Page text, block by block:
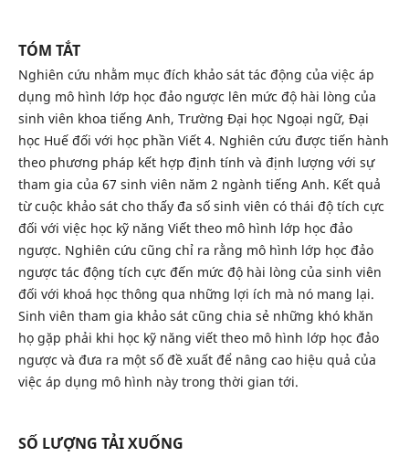
TÓM TẮT
Nghiên cứu nhằm mục đích khảo sát tác động của việc áp
dụng mô hình lớp học đảo ngược lên mức độ hài lòng của
sinh viên khoa tiếng Anh, Trường Đại học Ngoại ngữ, Đại
học Huế đối với học phần Viết 4. Nghiên cứu được tiến hành
theo phương pháp kết hợp định tính và định lượng với sự
tham gia của 67 sinh viên năm 2 ngành tiếng Anh. Kết quả
từ cuộc khảo sát cho thấy đa số sinh viên có thái độ tích cực
đối với việc học kỹ năng Viết theo mô hình lớp học đảo
ngược. Nghiên cứu cũng chỉ ra rằng mô hình lớp học đảo
ngược tác động tích cực đến mức độ hài lòng của sinh viên
đối với khoá học thông qua những lợi ích mà nó mang lại.
Sinh viên tham gia khảo sát cũng chia sẻ những khó khăn
họ gặp phải khi học kỹ năng viết theo mô hình lớp học đảo
ngược và đưa ra một số đề xuất để nâng cao hiệu quả của
việc áp dụng mô hình này trong thời gian tới.
SỐ LƯỢNG TẢI XUỐNG